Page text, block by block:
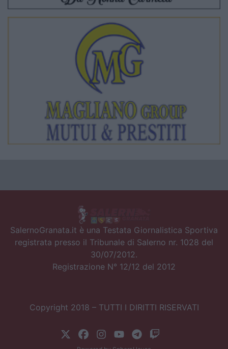
SalernoGranata.it è una Testata Giornalistica Sportiva
registrata presso il Tribunale di Salerno nr. 1028 del
30/07/2012.
Registrazione N° 12/12 del 2012
Copyright 2018 – TUTTI I DIRITTI RISERVATI